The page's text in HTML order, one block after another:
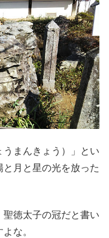
まんきょう）」とい
月と星の光を放った
徳太子の冠だと書い
な。